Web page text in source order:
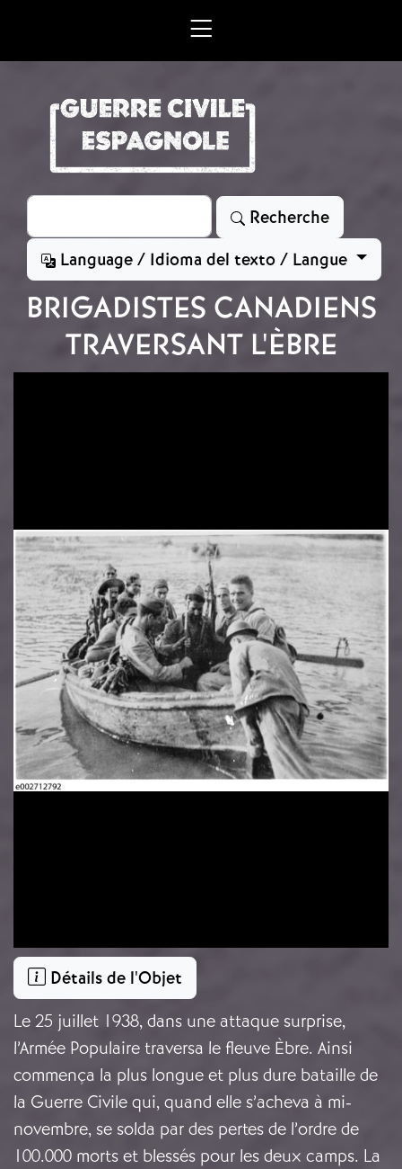
Rechercher
Recherche
Language / Idioma del texto / Langue
BRIGADISTES CANADIENS
TRAVERSANT L'ÈBRE
Détails de l'Objet
Le 25 juillet 1938, dans une attaque surprise,
l’Armée Populaire traversa le fleuve Èbre. Ainsi
commença la plus longue et plus dure bataille de
la Guerre Civile qui, quand elle s’acheva à mi-
novembre, se solda par des pertes de l’ordre de
100.000 morts et blessés pour les deux camps. La